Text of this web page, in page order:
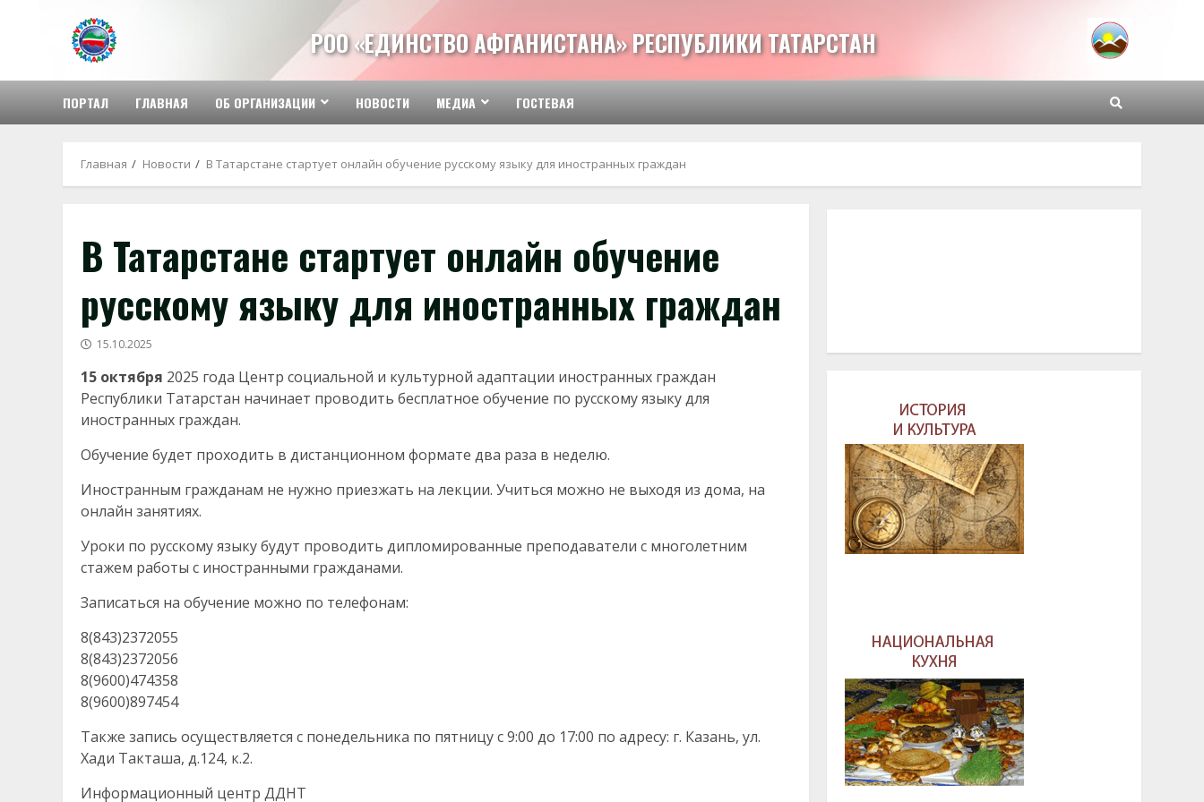
содержимому
РОО «ЕДИНСТВО АФГАНИСТАНА» РЕСПУБЛИКИ ТАТАРСТАН
ПОРТАЛ ГЛАВНАЯ ОБ ОРГАНИЗАЦИИ НОВОСТИ МЕДИА ГОСТЕВАЯ
Главная Новости В Татарстане стартует онлайн обучение русскому языку для иностранных граждан
В Татарстане стартует онлайн обучение
русскому языку для иностранных граждан
15.10.2025
15 октября 2025 года Центр социальной и культурной адаптации иностранных граждан
Республики Татарстан начинает проводить бесплатное обучение по русскому языку для
иностранных граждан.
Обучение будет проходить в дистанционном формате два раза в неделю.
Иностранным гражданам не нужно приезжать на лекции. Учиться можно не выходя из дома, на
онлайн занятиях.
Уроки по русскому языку будут проводить дипломированные преподаватели с многолетним
стажем работы с иностранными гражданами.
Записаться на обучение можно по телефонам:
8(843)2372055
8(843)2372056
8(9600)474358
8(9600)897454
Также запись осуществляется с понедельника по пятницу с 9:00 до 17:00 по адресу: г. Казань, ул.
Хади Такташа, д.124, к.2.
Информационный центр ДДНТ